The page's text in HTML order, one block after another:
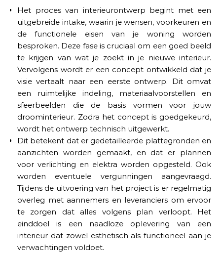
Het proces van interieurontwerp begint met een
uitgebreide intake, waarin je wensen, voorkeuren en
de functionele eisen van je woning worden
besproken. Deze fase is cruciaal om een goed beeld
te krijgen van wat je zoekt in je nieuwe interieur.
Vervolgens wordt er een concept ontwikkeld dat je
visie vertaalt naar een eerste ontwerp. Dit omvat
een ruimtelijke indeling, materiaalvoorstellen en
sfeerbeelden die de basis vormen voor jouw
droominterieur. Zodra het concept is goedgekeurd,
wordt het ontwerp technisch uitgewerkt.
Dit betekent dat er gedetailleerde plattegronden en
aanzichten worden gemaakt, en dat er plannen
voor verlichting en elektra worden opgesteld. Ook
worden eventuele vergunningen aangevraagd.
Tijdens de uitvoering van het project is er regelmatig
overleg met aannemers en leveranciers om ervoor
te zorgen dat alles volgens plan verloopt. Het
einddoel is een naadloze oplevering van een
interieur dat zowel esthetisch als functioneel aan je
verwachtingen voldoet.